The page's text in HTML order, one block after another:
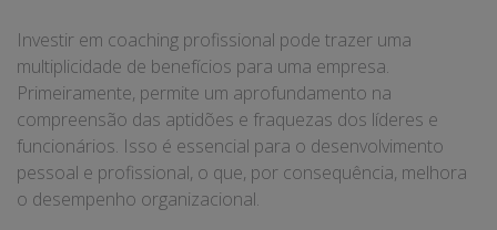
Investir em coaching profissional pode trazer uma
multiplicidade de benefícios para uma empresa.
Primeiramente, permite um aprofundamento na
compreensão das aptidões e fraquezas dos líderes e
funcionários. Isso é essencial para o desenvolvimento
pessoal e profissional, o que, por consequência, melhora
o desempenho organizacional.